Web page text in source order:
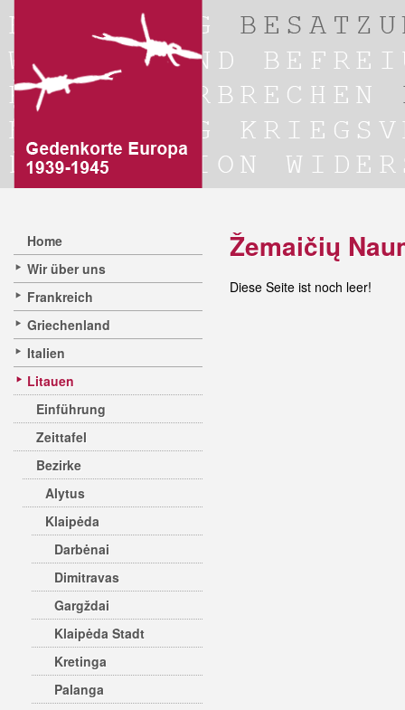
Home
Wir über uns
Frankreich
Griechenland
Italien
Litauen
Einführung
Zeittafel
Bezirke
Alytus
Klaipėda
Darbėnai
Dimitravas
Gargždai
Klaipėda Stadt
Kretinga
Palanga
Žemaičių
Diese Seite ist noch leer!